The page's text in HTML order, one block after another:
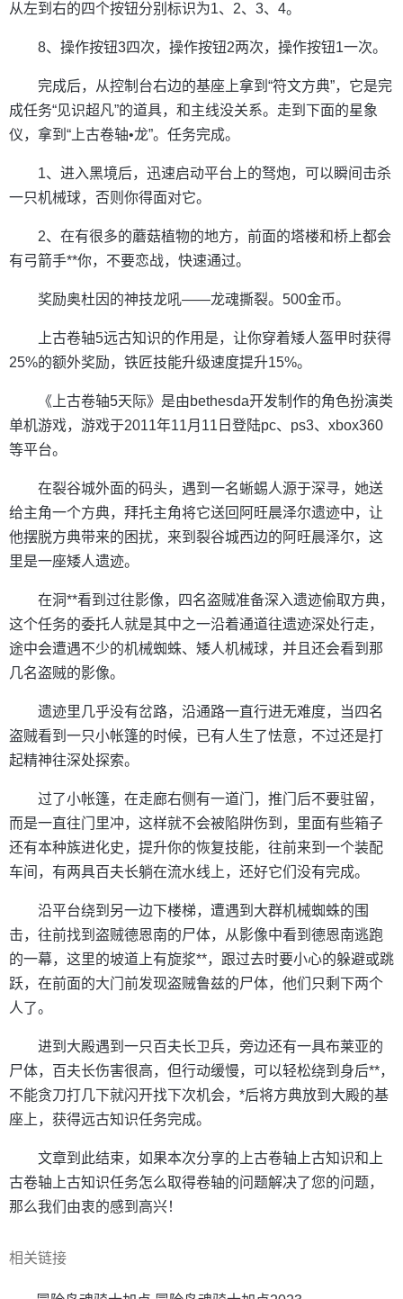
从左到右的四个按钮分别标识为1、2、3、4。
8、操作按钮3四次，操作按钮2两次，操作按钮1一次。
完成后，从控制台右边的基座上拿到“符文方典”，它是完
成任务“见识超凡”的道具，和主线没关系。走到下面的星象
仪，拿到“上古卷轴•龙”。任务完成。
1、进入黑境后，迅速启动平台上的驽炮，可以瞬间击杀
一只机械球，否则你得面对它。
2、在有很多的蘑菇植物的地方，前面的塔楼和桥上都会
有弓箭手**你，不要恋战，快速通过。
奖励奥杜因的神技龙吼——龙魂撕裂。500金币。
上古卷轴5远古知识的作用是，让你穿着矮人盔甲时获得
25%的额外奖励，铁匠技能升级速度提升15%。
《上古卷轴5天际》是由bethesda开发制作的角色扮演类
单机游戏，游戏于2011年11月11日登陆pc、ps3、xbox360
等平台。
在裂谷城外面的码头，遇到一名蜥蜴人源于深寻，她送
给主角一个方典，拜托主角将它送回阿旺晨泽尔遗迹中，让
他摆脱方典带来的困扰，来到裂谷城西边的阿旺晨泽尔，这
里是一座矮人遗迹。
在洞**看到过往影像，四名盗贼准备深入遗迹偷取方典，
这个任务的委托人就是其中之一沿着通道往遗迹深处行走，
途中会遭遇不少的机械蜘蛛、矮人机械球，并且还会看到那
几名盗贼的影像。
遗迹里几乎没有岔路，沿通路一直行进无难度，当四名
盗贼看到一只小帐篷的时候，已有人生了怯意，不过还是打
起精神往深处探索。
过了小帐篷，在走廊右侧有一道门，推门后不要驻留，
而是一直往门里冲，这样就不会被陷阱伤到，里面有些箱子
还有本种族进化史，提升你的恢复技能，往前来到一个装配
车间，有两具百夫长躺在流水线上，还好它们没有完成。
沿平台绕到另一边下楼梯，遭遇到大群机械蜘蛛的围
击，往前找到盗贼德恩南的尸体，从影像中看到德恩南逃跑
的一幕，这里的坡道上有旋浆**，跟过去时要小心的躲避或跳
跃，在前面的大门前发现盗贼鲁兹的尸体，他们只剩下两个
人了。
进到大殿遇到一只百夫长卫兵，旁边还有一具布莱亚的
尸体，百夫长伤害很高，但行动缓慢，可以轻松绕到身后**，
不能贪刀打几下就闪开找下次机会，*后将方典放到大殿的基
座上，获得远古知识任务完成。
文章到此结束，如果本次分享的上古卷轴上古知识和上
古卷轴上古知识任务怎么取得卷轴的问题解决了您的问题，
那么我们由衷的感到高兴！
相关链接